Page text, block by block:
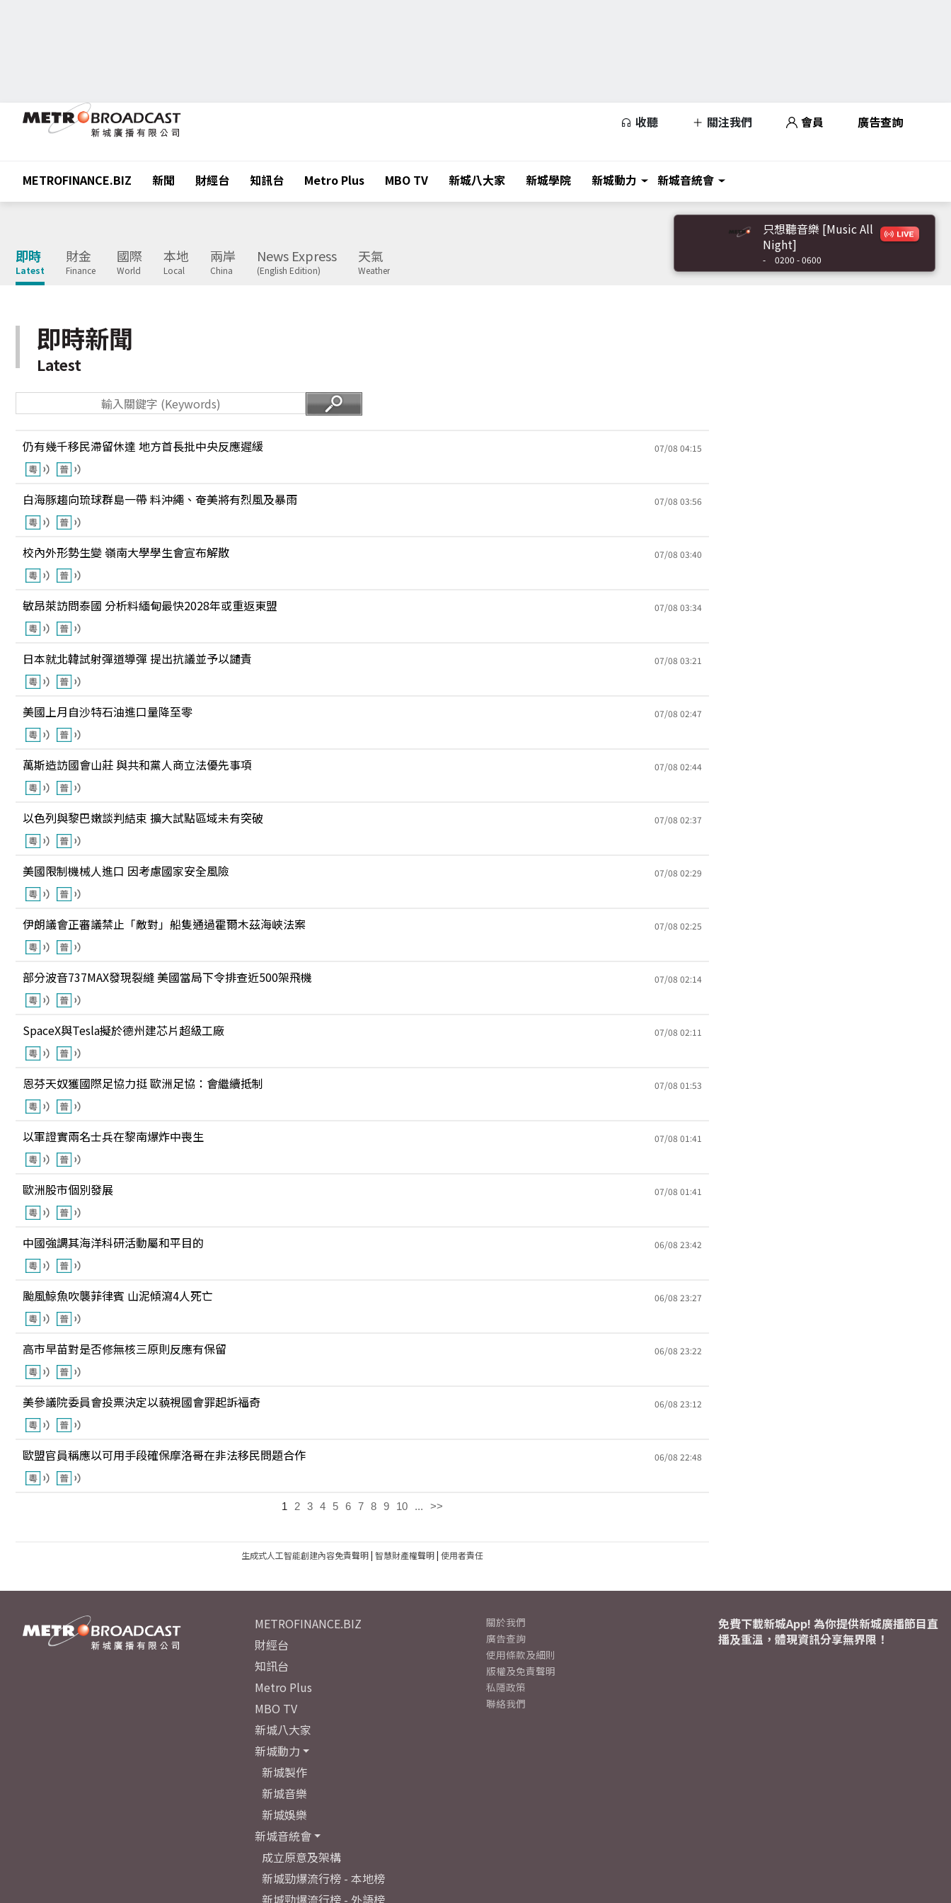
收聽 關注我們 會員 廣告查詢
METROFINANCE.BIZ 新聞 財經台 知訊台 Metro Plus MBO TV 新城八大家 新城學院 新城動力 新城音統會
即時
Latest
財金
Finance
國際
World
本地
Local
兩岸
China
News Express
(English Edition)
天氣
Weather
只想聽音樂 [Music All
Night]
- 0200 - 0600
即時新聞
Latest
仍有幾千移民滯留休達 地方首長批中央反應遲緩 07/08 04:15
白海豚趨向琉球群島一帶 料沖繩、奄美將有烈風及暴雨 07/08 03:56
校內外形勢生變 嶺南大學學生會宣布解散 07/08 03:40
敏昂萊訪問泰國 分析料緬甸最快2028年或重返東盟 07/08 03:34
日本就北韓試射彈道導彈 提出抗議並予以譴責 07/08 03:21
美國上月自沙特石油進口量降至零 07/08 02:47
萬斯造訪國會山莊 與共和黨人商立法優先事項 07/08 02:44
以色列與黎巴嫩談判結束 擴大試點區域未有突破 07/08 02:37
美國限制機械人進口 因考慮國家安全風險 07/08 02:29
伊朗議會正審議禁止「敵對」船隻通過霍爾木茲海峽法案 07/08 02:25
部分波音737MAX發現裂縫 美國當局下令排查近500架飛機 07/08 02:14
SpaceX與Tesla擬於德州建芯片超級工廠 07/08 02:11
恩芬天奴獲國際足協力挺 歐洲足協：會繼續抵制 07/08 01:53
以軍證實兩名士兵在黎南爆炸中喪生 07/08 01:41
歐洲股市個別發展 07/08 01:41
中國強調其海洋科研活動屬和平目的 06/08 23:42
颱風鯨魚吹襲菲律賓 山泥傾瀉4人死亡 06/08 23:27
高市早苗對是否修無核三原則反應有保留 06/08 23:22
美參議院委員會投票決定以藐視國會罪起訴福奇 06/08 23:12
歐盟官員稱應以可用手段確保摩洛哥在非法移民問題合作 06/08 22:48
1 2 3 4 5 6 7 8 9 10 ... >>
生成式人工智能創建內容免責聲明| 智慧財產權聲明| 使用者責任
METROFINANCE.BIZ
財經台
知訊台
Metro Plus
MBO TV
新城八大家
新城動力
新城製作
新城音樂
新城娛樂
新城音統會
成立原意及架構
新城勁爆流行榜 - 本地榜
新城勁爆流行榜 - 外語榜
關於我們
廣告查詢
使用條款及細則
版權及免責聲明
私隱政策
聯絡我們
免費下載新城App! 為你提供新城廣播節目直
播及重溫，體現資訊分享無界限！